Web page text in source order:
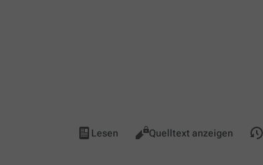
Ansichten
Lesen Quelltext anzeigen